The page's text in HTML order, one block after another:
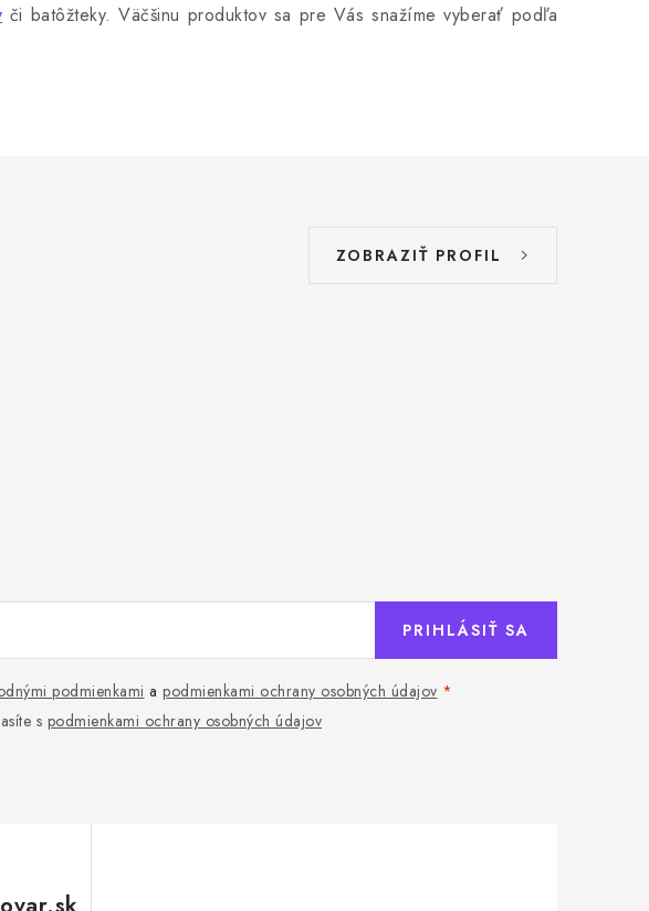
či batôžteky. Väčšinu produktov sa pre Vás snažíme vyberať podľa
ZOBRAZIŤ PROFIL
podmienkami a podmienkami ochrany osobných údajov
s podmienkami ochrany osobných údajov
PRIHLÁSIŤ SA